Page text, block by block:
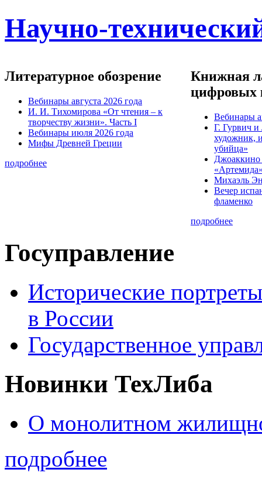
Научно-
Литературное обозрение
Вебинары августа 2026 года
И. И. Тихомирова «От чтения – к
творчеству жизни». Часть I
Вебинары июля 2026 года
Мифы Древней Греции
подробнее
Книжная
цифровых
Вебинары
Г. Гурвич
художник,
убийца»
Михаэль
Вечер
фламенко
подробнее
Госуправление
Исторические
в России
Государственное
Новинки ТехЛиба
О монолитном
подробнее